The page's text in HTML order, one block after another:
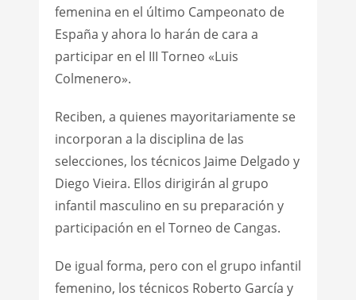
femenina en el último Campeonato de
España y ahora lo harán de cara a
participar en el III Torneo «Luis
Colmenero».
Reciben, a quienes mayoritariamente se
incorporan a la disciplina de las
selecciones, los técnicos Jaime Delgado y
Diego Vieira. Ellos dirigirán al grupo
infantil masculino en su preparación y
participación en el Torneo de Cangas.
De igual forma, pero con el grupo infantil
femenino, los técnicos Roberto García y